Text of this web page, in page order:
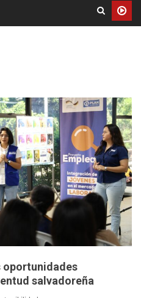
oportunidades
salvadoreña